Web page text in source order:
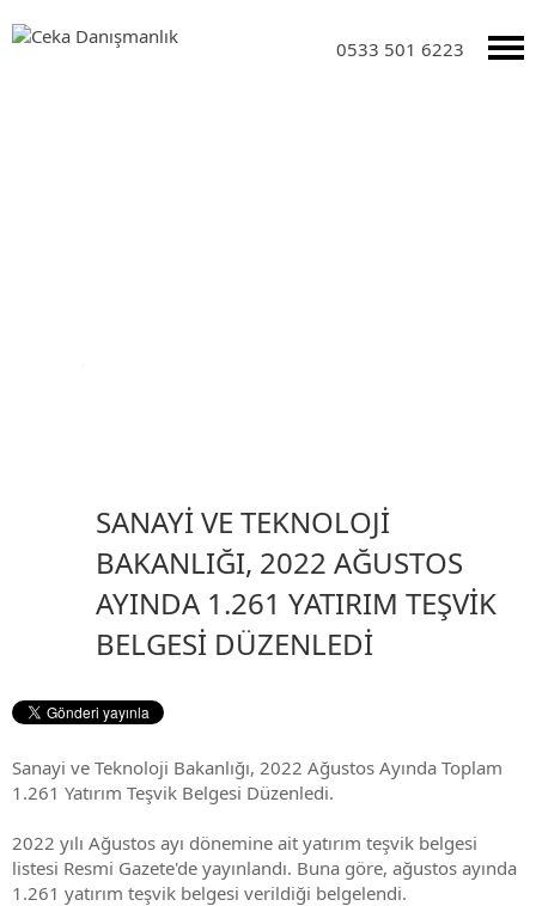
0533 501 6223
SANAYİ VE TEKNOLOJİ
BAKANLIĞI, 2022 AĞUSTOS
AYINDA 1.261 YATIRIM TEŞVİK
BELGESİ DÜZENLEDİ
Sanayi ve Teknoloji Bakanlığı, 2022 Ağustos Ayında Toplam
1.261 Yatırım Teşvik Belgesi Düzenledi.
2022 yılı Ağustos ayı dönemine ait yatırım teşvik belgesi
listesi Resmi Gazete'de yayınlandı. Buna göre, ağustos ayında
1.261 yatırım teşvik belgesi verildiği belgelendi.